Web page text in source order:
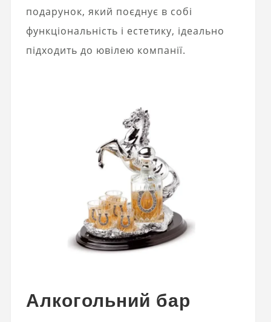
подарунок, який поєднує в собі
функціональність і естетику, ідеально
підходить до ювілею компанії.
Алкогольний бар